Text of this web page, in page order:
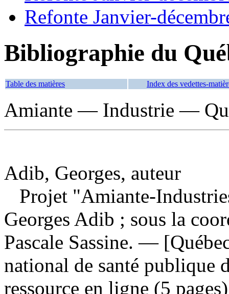
Refonte Janvier-
Bibliographie du
Table des matières Index des vedettes-
Amiante — Industrie —
Adib, Georges, auteur
Projet "Amiante-
Georges Adib ; sous la
Pascale Sassine. —
national de santé
ressource en ligne (5